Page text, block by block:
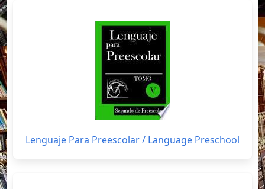
Lenguaje Para Preescolar / Language Preschool